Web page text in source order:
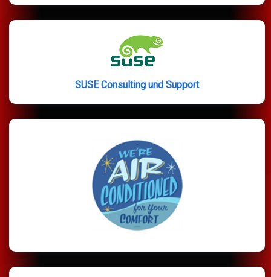
SUSE Consulting und Support